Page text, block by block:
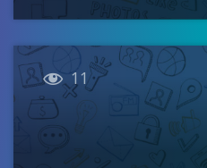
 11